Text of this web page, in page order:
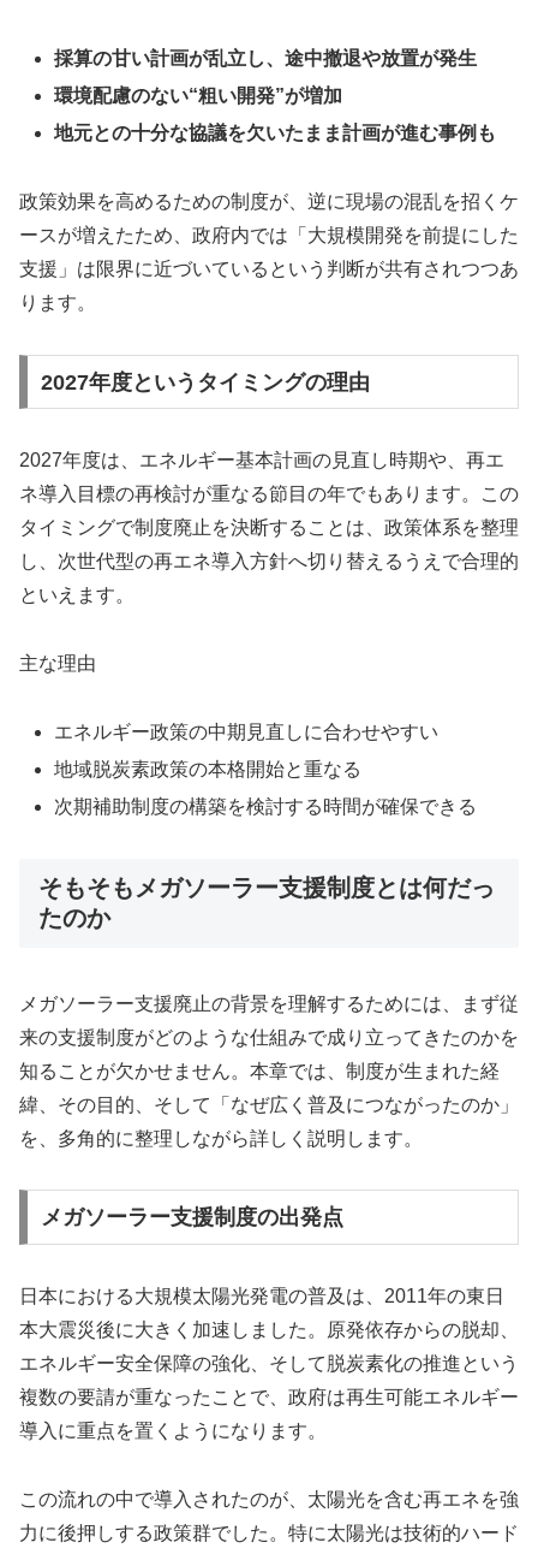
採算の甘い計画が乱立し、途中撤退や放置が発生
環境配慮のない“粗い開発”が増加
地元との十分な協議を欠いたまま計画が進む事例も
政策効果を高めるための制度が、逆に現場の混乱を招くケ
ースが増えたため、政府内では「大規模開発を前提にした
支援」は限界に近づいているという判断が共有されつつあ
ります。
2027年度というタイミングの理由
2027年度は、エネルギー基本計画の見直し時期や、再エ
ネ導入目標の再検討が重なる節目の年でもあります。この
タイミングで制度廃止を決断することは、政策体系を整理
し、次世代型の再エネ導入方針へ切り替えるうえで合理的
といえます。
主な理由
エネルギー政策の中期見直しに合わせやすい
地域脱炭素政策の本格開始と重なる
次期補助制度の構築を検討する時間が確保できる
そもそもメガソーラー支援制度とは何だっ
たのか
メガソーラー支援廃止の背景を理解するためには、まず従
来の支援制度がどのような仕組みで成り立ってきたのかを
知ることが欠かせません。本章では、制度が生まれた経
緯、その目的、そして「なぜ広く普及につながったのか」
を、多角的に整理しながら詳しく説明します。
メガソーラー支援制度の出発点
日本における大規模太陽光発電の普及は、2011年の東日
本大震災後に大きく加速しました。原発依存からの脱却、
エネルギー安全保障の強化、そして脱炭素化の推進という
複数の要請が重なったことで、政府は再生可能エネルギー
導入に重点を置くようになります。
この流れの中で導入されたのが、太陽光を含む再エネを強
力に後押しする政策群でした。特に太陽光は技術的ハード